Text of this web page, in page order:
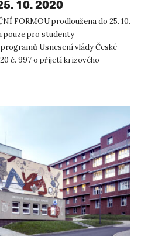
10. 2020
FORMOU prodloužena do 25. 10.
pouze pro studenty
Usnesení vlády České
č. 997 o přijetí krizového